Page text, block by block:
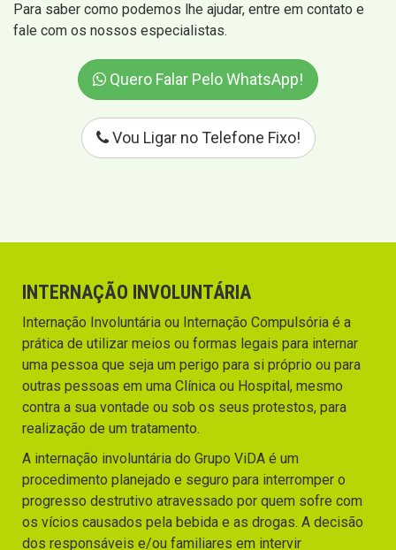
Para saber como podemos lhe ajudar, entre em contato e
fale com os nossos especialistas.
Quero Falar Pelo WhatsApp!
Vou Ligar no Telefone Fixo!
INTERNAÇÃO INVOLUNTÁRIA
Internação Involuntária ou Internação Compulsória é a
prática de utilizar meios ou formas legais para internar
uma pessoa que seja um perigo para si próprio ou para
outras pessoas em uma Clínica ou Hospital, mesmo
contra a sua vontade ou sob os seus protestos, para
realização de um tratamento.
A internação involuntária do Grupo ViDA é um
procedimento planejado e seguro para interromper o
progresso destrutivo atravessado por quem sofre com
os vícios causados pela bebida e as drogas. A decisão
dos responsáveis e/ou familiares em intervir